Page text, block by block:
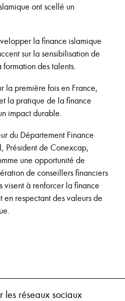
ont scellé un
la finance islamique
sur la sensibilisation de
des talents.
la première fois en France,
la pratique de la finance
impact durable.
du Département Finance
Président de Conexcap,
une opportunité de
de conseillers financiers
visent à renforcer la finance
en respectant des valeurs de
les réseaux sociaux